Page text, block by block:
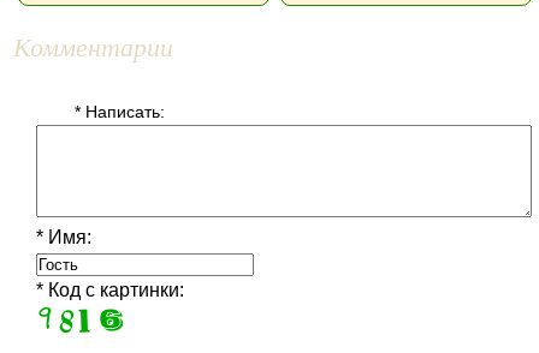
Комментарии
* Написать:
* Имя:
* Код с картинки: